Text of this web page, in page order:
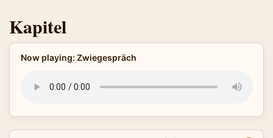
Kapitel
Now playing: Zwiegespräch